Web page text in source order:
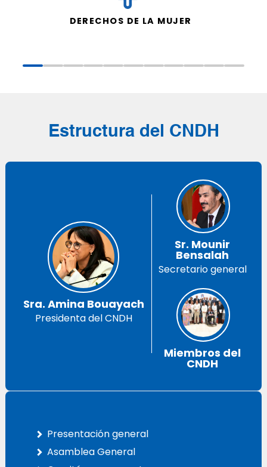
DERECHOS DE LA MUJER
Estructura del CNDH
Sra. Amina Bouayach
Presidenta del CNDH
Sr. Mounir
Bensalah
Secretario general
Miembros del
CNDH
Presentación general
Asamblea General